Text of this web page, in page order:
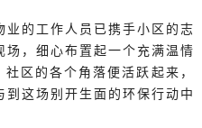
业的工作人员已携手小区的志
场，细心布置起一个充满温情
区的各个角落便活跃起来，
这场别开生面的环保行动中